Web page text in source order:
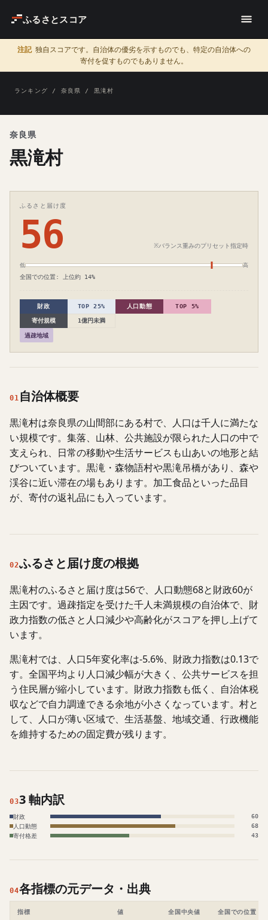
ふるさとスコア
注記 独自スコアです。自治体の優劣を示すものでも、特定の自治体への
寄付を促すものでもありません。
ランキング / 奈良県 / 黒滝村
奈良県
黒滝村
ふるさと届け度
56 ※バランス重みのプリセット指定時
低 高
全国での位置: 上位約 14%
財政 TOP 25% 人口動態 TOP 5%
寄付規模 1億円未満
過疎地域
01 自治体概要
黒滝村は奈良県の山間部にある村で、人口は千人に満たな
い規模です。集落、山林、公共施設が限られた人口の中で
支えられ、日常の移動や生活サービスも山あいの地形と結
びついています。黒滝・森物語村や黒滝吊橋があり、森や
渓谷に近い滞在の場もあります。加工食品といった品目
が、寄付の返礼品にも入っています。
02ふるさと届け度の根拠
黒滝村のふるさと届け度は56で、人口動態68と財政60が
主因です。過疎指定を受けた千人未満規模の自治体で、財
政力指数の低さと人口減少や高齢化がスコアを押し上げて
います。
黒滝村では、人口5年変化率は-5.6%、財政力指数は0.13で
す。全国平均より人口減少幅が大きく、公共サービスを担
う住民層が縮小しています。財政力指数も低く、自治体税
収などで自力調達できる余地が小さくなっています。村と
して、人口が薄い区域で、生活基盤、地域交通、行政機能
を維持するための固定費が残ります。
033 軸内訳
財政 60
人口動態 68
寄付格差 43
04各指標の元データ・出典
指標 値 全国中央値 全国での位置